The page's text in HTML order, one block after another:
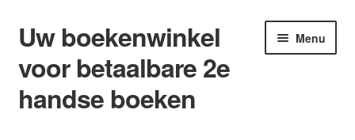
Ga
door
naar
navigatie
Ga
naar
de
inhoud
Uw boekenwinkel
voor betaalbare 2e
handse boeken
Menu